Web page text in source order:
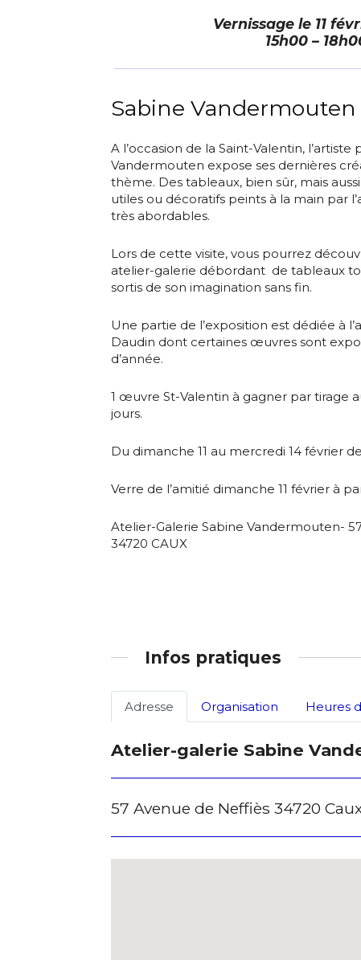
Adresse email*
J'accepte
* Champ
Statut /
J'accepte
* Champ
Vernissage le 11
15h00 –
Sabine Vandermouten
A l’occasion de la Saint-Valentin, l’artiste
Vandermouten expose ses dernières
thème. Des tableaux, bien sûr, mais
utiles ou décoratifs peints à la main par
très abordables.
Lors de cette visite, vous pourrez
atelier-galerie débordant de tableaux
sortis de son imagination sans fin.
Une partie de l’exposition est dédiée à
Daudin dont certaines œuvres sont
d’année.
1 œuvre St-Valentin à gagner par tirage
jours.
Du dimanche 11 au mercredi 14 février
Verre de l’amitié dimanche 11 février à
Atelier-Galerie Sabine Vandermouten-
34720 CAUX
Infos pratiques
Adresse Organisation Heures
Atelier-galerie Sabine
57 Avenue de Neffiès 34720